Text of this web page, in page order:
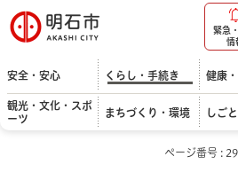
明石市
緊急
情
安全・安心 くらし・手続き 健康
観光・文化・スポ
ーツ
まちづくり・環境 しご
ページ番号 :